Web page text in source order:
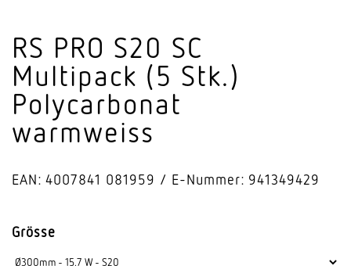
RS PRO S20 SC
Multipack (5 Stk.)
Poly­car­bonat
warmweiss
EAN: 4007841 081959 E-Nummer: 941349429
Grösse